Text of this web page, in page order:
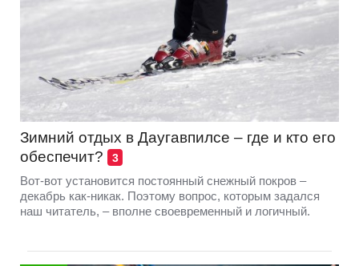
Зимний отдых в Даугавпилсе – где и кто его
обеспечит?
3
Вот-вот установится постоянный снежный покров –
декабрь как-никак. Поэтому вопрос, которым задался
наш читатель, – вполне своевременный и логичный.